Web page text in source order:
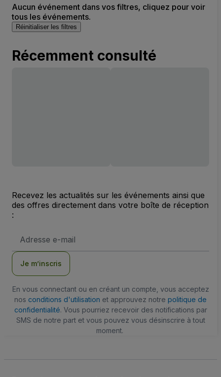
Aucun événement dans vos filtres, cliquez pour voir
tous les événements.
Réinitialiser les filtres
Récemment consulté
Recevez les actualités sur les événements ainsi que
des offres directement dans votre boîte de réception
:
e-
Je m’inscris
En vous connectant ou en créant un compte, vous acceptez
nos conditions d'utilisation et approuvez notre politique de
confidentialité. Vous pourriez recevoir des notifications par
SMS de notre part et vous pouvez vous désinscrire à tout
moment.